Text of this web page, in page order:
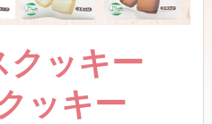
クッキー
ッキー